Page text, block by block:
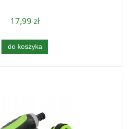
17,99 zł
do koszyka